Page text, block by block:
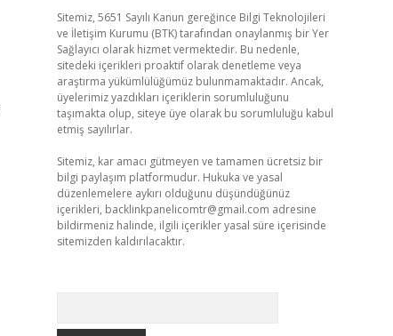
Sitemiz, 5651 Sayılı Kanun gereğince Bilgi Teknolojileri
ve İletişim Kurumu (BTK) tarafından onaylanmış bir Yer
Sağlayıcı olarak hizmet vermektedir. Bu nedenle,
sitedeki içerikleri proaktif olarak denetleme veya
araştırma yükümlülüğümüz bulunmamaktadır. Ancak,
üyelerimiz yazdıkları içeriklerin sorumluluğunu
taşımakta olup, siteye üye olarak bu sorumluluğu kabul
etmiş sayılırlar.
Sitemiz, kar amacı gütmeyen ve tamamen ücretsiz bir
bilgi paylaşım platformudur. Hukuka ve yasal
düzenlemelere aykırı olduğunu düşündüğünüz
içerikleri, backlinkpanelicomtr@gmail.com adresine
bildirmeniz halinde, ilgili içerikler yasal süre içerisinde
sitemizden kaldırılacaktır.